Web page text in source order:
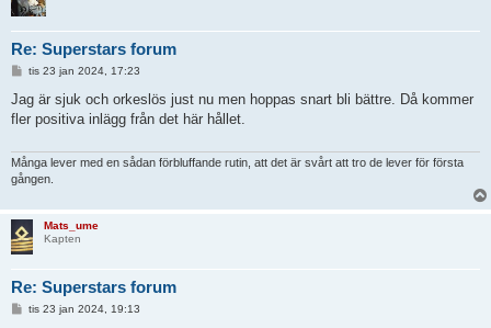
Re: Superstars forum
l
ä
g
tis 23 jan 2024, 17:23
Jag är sjuk och orkeslös just nu men hoppas snart bli bättre. Då kommer
fler positiva inlägg från det här hållet.
Många lever med en sådan förbluffande rutin, att det är svårt att tro de lever för första
gången.
Mats_ume
Kapten
Re: Superstars forum
tis 23 jan 2024, 19:13